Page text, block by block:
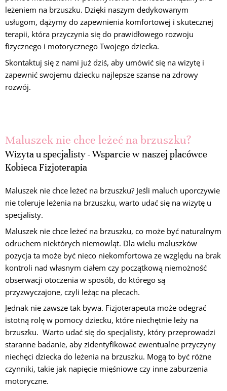
leżeniem na brzuszku. Dzięki naszym dedykowanym
usługom, dążymy do zapewnienia komfortowej i skutecznej
terapii, która przyczynia się do prawidłowego rozwoju
fizycznego i motorycznego Twojego dziecka.
Skontaktuj się z nami już dziś, aby umówić się na wizytę i
zapewnić swojemu dziecku najlepsze szanse na zdrowy
rozwój.
Maluszek nie chce leżeć na brzuszku?
Wizyta u specjalisty - Wsparcie w naszej placówce
Kobieca Fizjoterapia
Maluszek nie chce leżeć na brzuszku? Jeśli maluch uporczywie
nie toleruje leżenia na brzuszku, warto udać się na wizytę u
specjalisty.
Maluszek nie chce leżeć na brzuszku, co może być naturalnym
odruchem niektórych niemowląt. Dla wielu maluszków
pozycja ta może być nieco niekomfortowa ze względu na brak
kontroli nad własnym ciałem czy początkową niemożność
obserwacji otoczenia w sposób, do którego są
przyzwyczajone, czyli leżąc na plecach.
Jednak nie zawsze tak bywa. Fizjoterapeuta może odegrać
istotną rolę w pomocy dziecku, które niechętnie leży na
brzuszku. Warto udać się do specjalisty, który przeprowadzi
staranne badanie, aby zidentyfikować ewentualne przyczyny
niechęci dziecka do leżenia na brzuszku. Mogą to być różne
czynniki, takie jak napięcie mięśniowe czy inne zaburzenia
motoryczne.